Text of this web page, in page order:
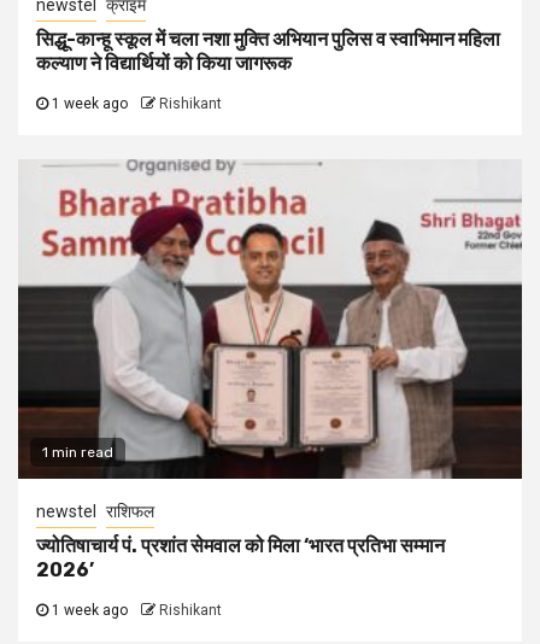
newstel क्राइम
सिद्धू-कान्हू स्कूल में चला नशा मुक्ति अभियान पुलिस व स्वाभिमान महिला
कल्याण ने विद्यार्थियों को किया जागरूक
1 week ago Rishikant
1 min read
newstel राशिफल
ज्योतिषाचार्य पं. प्रशांत सेमवाल को मिला ‘भारत प्रतिभा सम्मान
2026’
1 week ago Rishikant